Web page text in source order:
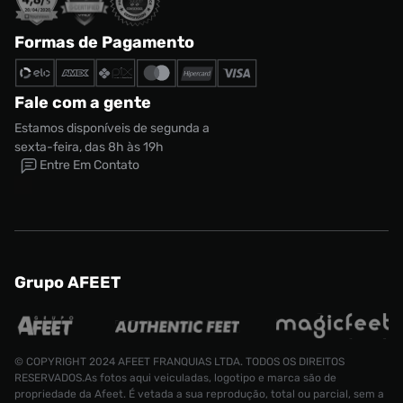
Formas de Pagamento
Fale com a gente
Estamos disponíveis de segunda a
sexta-feira, das 8h às 19h
Entre Em Contato
Grupo AFEET
© COPYRIGHT 2024 AFEET FRANQUIAS LTDA. TODOS OS DIREITOS
RESERVADOS.As fotos aqui veiculadas, logotipo e marca são de
propriedade da Afeet. É vetada a sua reprodução, total ou parcial, sem a